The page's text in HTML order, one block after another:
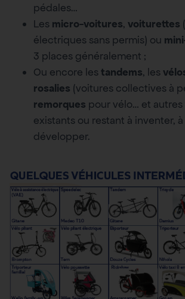
pédales…
Les micro-voitures, voiturettes
électriques sans permis) ou
3 places généralement ;
Ou encore lestandems, les
rosalies (voitures collectives à
remorques pour vélo… et
existants ou restant à inventer,
développer.